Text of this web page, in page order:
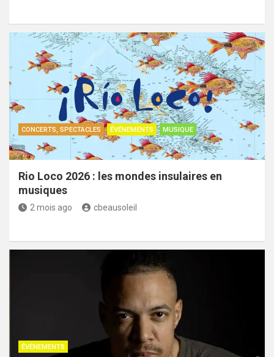
CONCERTS, SPECTACLES ÉVÉNEMENTS MUSIQUE
Rio Loco 2026 : les mondes insulaires en
musiques
2 mois ago cbeausoleil
ÉVÉNEMENTS